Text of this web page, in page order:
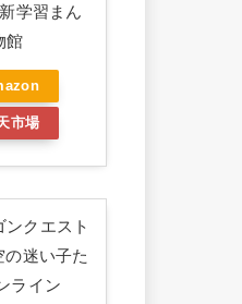
学習まん
館
市場
ンクエスト
の迷い子た
ライン